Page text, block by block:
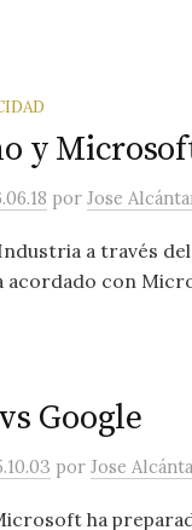
y
por Jose
a través
acordado con
Google
por Jose
ha